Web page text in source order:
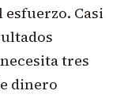
Casi
tres
dinero